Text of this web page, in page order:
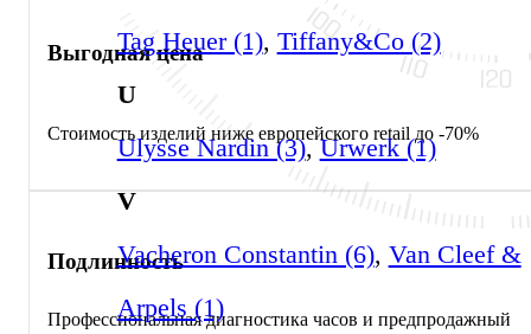
Tag Heuer (1), Tiffany&Co (2)
U
Ulysse Nardin (3),Urwerk (1)
V
Vacheron Constantin (6), Van Cleef &
Arpels (1)
Выгодная цена
Стоимость изделий ниже европейского retail до -70%
Подлинность
Профессиональная диагностика часов и предпродажный